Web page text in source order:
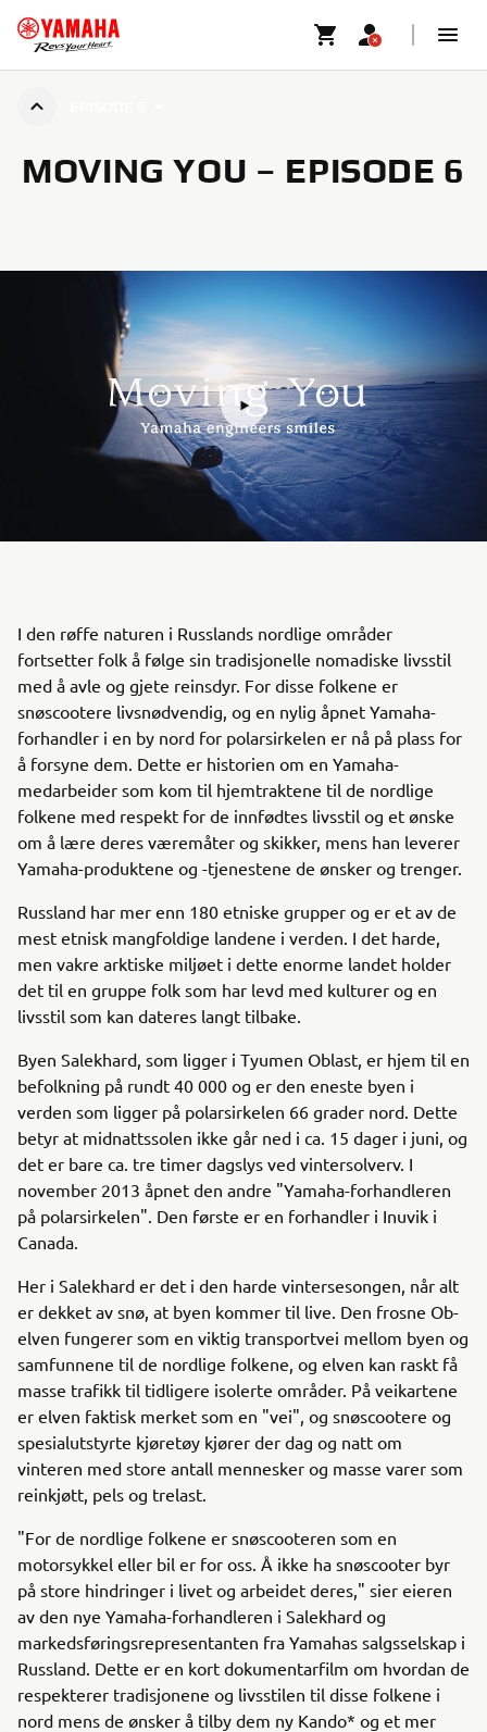
MOVING YOU – EPISODE 6
I den røffe naturen i Russlands nordlige områder
fortsetter folk å følge sin tradisjonelle nomadiske livsstil
med å avle og gjete reinsdyr. For disse folkene er
snøscootere livsnødvendig, og en nylig åpnet Yamaha-
forhandler i en by nord for polarsirkelen er nå på plass for
å forsyne dem. Dette er historien om en Yamaha-
medarbeider som kom til hjemtraktene til de nordlige
folkene med respekt for de innfødtes livsstil og et ønske
om å lære deres væremåter og skikker, mens han leverer
Yamaha-produktene og -tjenestene de ønsker og trenger.
Russland har mer enn 180 etniske grupper og er et av de
mest etnisk mangfoldige landene i verden. I det harde,
men vakre arktiske miljøet i dette enorme landet holder
det til en gruppe folk som har levd med kulturer og en
livsstil som kan dateres langt tilbake.
Byen Salekhard, som ligger i Tyumen Oblast, er hjem til en
befolkning på rundt 40 000 og er den eneste byen i
verden som ligger på polarsirkelen 66 grader nord. Dette
betyr at midnattssolen ikke går ned i ca. 15 dager i juni, og
det er bare ca. tre timer dagslys ved vintersolverv. I
november 2013 åpnet den andre "Yamaha-forhandleren
på polarsirkelen". Den første er en forhandler i Inuvik i
Canada.
Her i Salekhard er det i den harde vintersesongen, når alt
er dekket av snø, at byen kommer til live. Den frosne Ob-
elven fungerer som en viktig transportvei mellom byen og
samfunnene til de nordlige folkene, og elven kan raskt få
masse trafikk til tidligere isolerte områder. På veikartene
er elven faktisk merket som en "vei", og snøscootere og
spesialutstyrte kjøretøy kjører der dag og natt om
vinteren med store antall mennesker og masse varer som
reinkjøtt, pels og trelast.
"For de nordlige folkene er snøscooteren som en
motorsykkel eller bil er for oss. Å ikke ha snøscooter byr
på store hindringer i livet og arbeidet deres," sier eieren
av den nye Yamaha-forhandleren i Salekhard og
markedsføringsrepresentanten fra Yamahas salgsselskap i
Russland. Dette er en kort dokumentarfilm om hvordan de
respekterer tradisjonene og livsstilen til disse folkene i
nord mens de ønsker å tilby dem ny Kando* og et mer